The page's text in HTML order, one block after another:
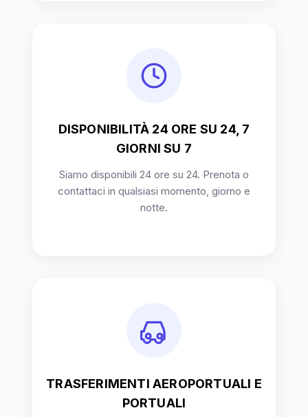
DISPONIBILITÀ 24 ORE SU 24, 7
GIORNI SU 7
Siamo disponibili 24 ore su 24. Prenota o
contattaci in qualsiasi momento, giorno e
notte.
TRASFERIMENTI AEROPORTUALI E
PORTUALI